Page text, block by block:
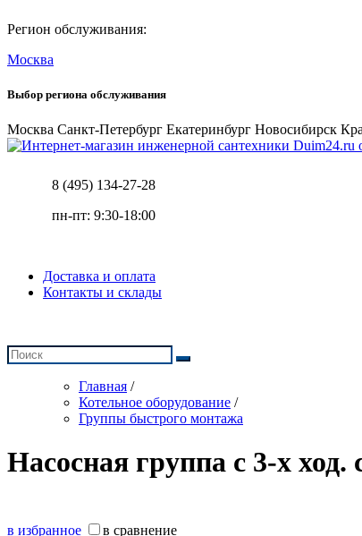
Регион обслуживания:
Москва
Выбор региона обслуживания
Москва Санкт-Петербург Екатеринбург Новосибирск
8 (495) 134-27-28
пн-пт: 9:30-18:00
Доставка и оплата
Контакты и склады
Главная /
Котельное оборудование /
Группы быстрого монтажа
Насосная группа с 3-х ход.
в избранное в сравнение